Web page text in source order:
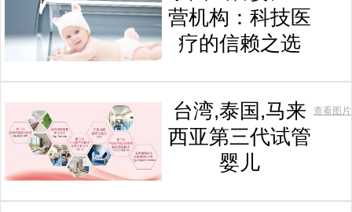
营机构：科技医
疗的信赖之选
台湾,泰国,马来
西亚第三代试管
婴儿
查看图片